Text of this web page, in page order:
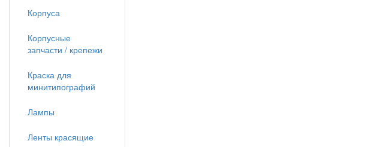
Корпуса
Корпусные
запчасти / крепежи
Краска для
минитипографий
Лампы
Ленты красящие